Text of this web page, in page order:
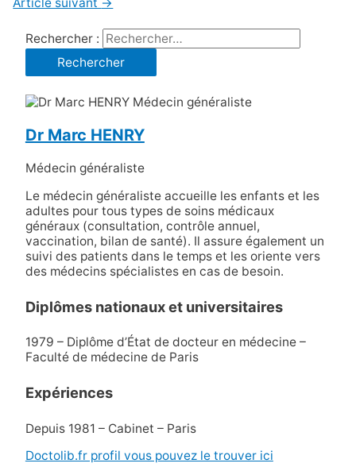
Rechercher :
Dr Marc HENRY
Médecin généraliste
Le médecin généraliste accueille les enfants et les
adultes pour tous types de soins médicaux
généraux (consultation, contrôle annuel,
vaccination, bilan de santé). Il assure également un
suivi des patients dans le temps et les oriente vers
des médecins spécialistes en cas de besoin.
Diplômes nationaux et universitaires
1979 – Diplôme d’État de docteur en médecine –
Faculté de médecine de Paris
Expériences
Depuis 1981 – Cabinet – Paris
Doctolib.fr profil vous pouvez le trouver ici